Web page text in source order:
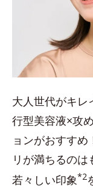
大人世代がキレ
行型美容液×攻
ョンがおすす
リが満ちるの
若々しい印象*2